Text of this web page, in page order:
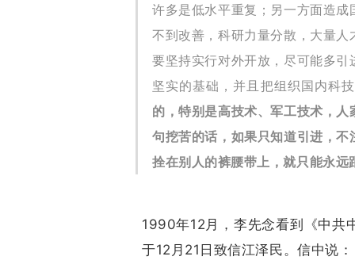
许多是低水平重复；另一方面造
不到改善，科研力量分散，大量
要坚持实行对外开放，尽可能多
坚实的基础，并且把组织国内科
的，特别是高技术、军工技术，
句挖苦的话，如果只知道引进，
拴在别人的裤腰带上，就只能永远
1990年12月，李先念看到《中共
于12月21日致信江泽民。信中说：